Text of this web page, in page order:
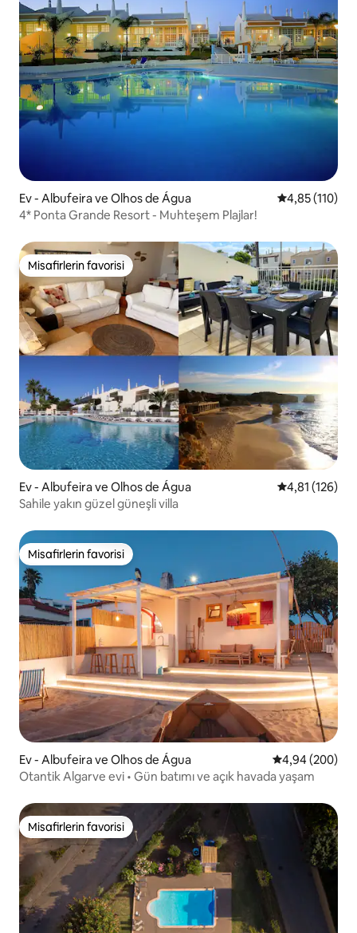
Ev - Albufeira ve Olhos de Água 5 üzerinden
4,85 (110)
4* Ponta Grande Resort - Muhteşem Plajlar!
Misafirlerin favorisi
Misafirlerin favorisi
Ev - Albufeira ve Olhos de Água 5 üzerinden
4,81 (126)
Sahile yakın güzel güneşli villa
Misafirlerin favorisi
Misafirlerin favorisi
Ev - Albufeira ve Olhos de Água 5 üzerinden
4,94 (200)
Otantik Algarve evi • Gün batımı ve açık havada yaşam
Misafirlerin favorisi
Misafirlerin favorisi